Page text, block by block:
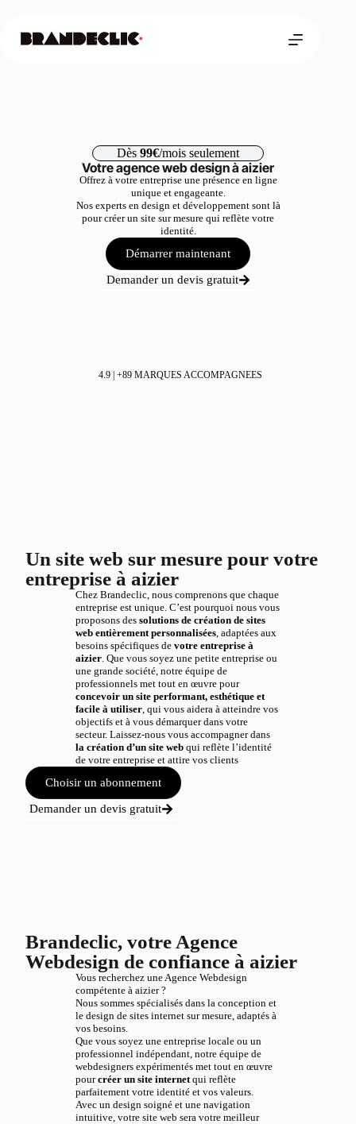
Dès 99€/mois seulement
Votre agence web design à aizier
Offrez à votre entreprise une présence en ligne
unique et engageante.
Nos experts en design et développement sont là
pour créer un site sur mesure qui reflète votre
identité.
Démarrer maintenant
Demander un devis gratuit
4.9 | +89 MARQUES ACCOMPAGNEES
Un site web sur mesure pour votre
entreprise à aizier
Chez Brandeclic, nous comprenons que chaque
entreprise est unique. C’est pourquoi nous vous
proposons des solutions de création de sites
web entièrement personnalisées, adaptées aux
besoins spécifiques de votre entreprise à
aizier. Que vous soyez une petite entreprise ou
une grande société, notre équipe de
professionnels met tout en œuvre pour
concevoir un site performant, esthétique et
facile à utiliser, qui vous aidera à atteindre vos
objectifs et à vous démarquer dans votre
secteur. Laissez-nous vous accompagner dans
la création d’un site webqui reflète l’identité
de votre entreprise et attire vos clients
Choisir un abonnement
Demander un devis gratuit
Brandeclic, votre Agence
Webdesign de confiance à aizier
Vous recherchez une Agence Webdesign
compétente à aizier ?
Nous sommes spécialisés dans la conception et
le design de sites internet sur mesure, adaptés à
vos besoins.
Que vous soyez une entreprise locale ou un
professionnel indépendant, notre équipe de
webdesigners expérimentés met tout en œuvre
pourcréer un site internetqui reflète
parfaitement votre identité et vos valeurs.
Avec un design soigné et une navigation
intuitive, votre site web sera votre meilleur